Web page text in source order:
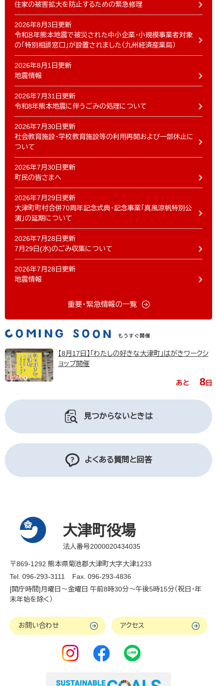
住家の被害拡大を防止するための緊急修理
2026年8月3日更新
令和８年熊本地震で被災された中小企業・小規模事業者対象
の「特別相談窓口」が設置されました（九州経済産業局）
2026年8月1日更新
地震情報
2026年7月31日更新
令和8年熊本地震に伴うごみの処理について
2026年7月30日更新
社会教育施設・学校教育施設等の利用再開および一部休止に
ついて
2026年7月30日更新
町民の皆さまへ
2026年7月29日更新
大津町町村合併70周年記念式典・記念事業「真風涼帆特別公
演」の延期について
2026年7月28日更新
7月29日(水)のごみ収集について
2026年7月28日更新
地震情報
重要・緊急情報の一覧
【8月17日】「わたしの好きな大津町」はがきワークシ
ョップ開催
あと 8日
見つからないときは
よくある質問と回答
大津町役場
法人番号2000020434035
〒869-1292 熊本県菊池郡大津町大字大津1233
Tel. 096-293-3111
Fax. 096-293-4836
[開庁時間]月曜日～金曜日 午前8時30分～午後5時15分（祝日・年
末年始を除く）
お問い合わせ アクセス